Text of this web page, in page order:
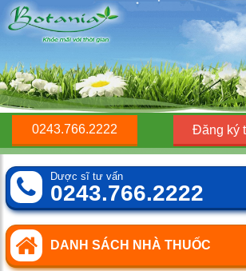
0243.766.2222 Đăng ký
Dược sĩ tư vấn
0243.766.2222
DANH SÁCH NHÀ THUỐC